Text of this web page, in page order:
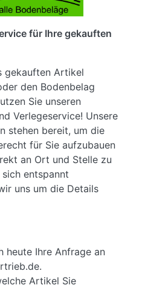
für Ihre gekauften
gekauften Artikel
den Bodenbelag
Sie unseren
Verlegeservice! Unsere
stehen bereit, um die
für Sie aufzubauen
an Ort und Stelle zu
entspannt
uns um die Details
heute Ihre Anfrage an
Artikel Sie